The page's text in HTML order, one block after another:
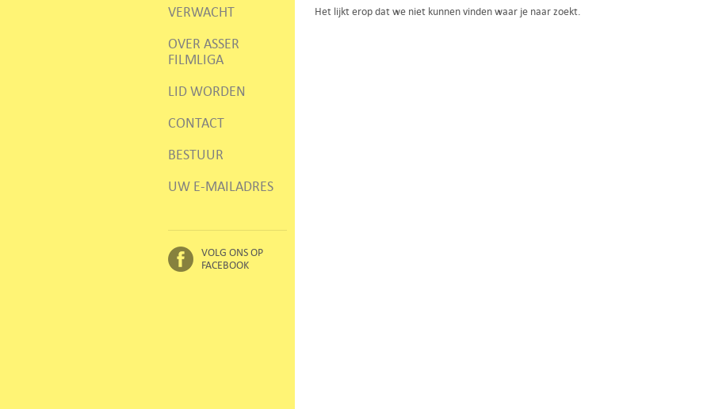
VERWACHT
OVER ASSER
FILMLIGA
LID WORDEN
CONTACT
BESTUUR
UW E-MAILADRES
VOLG ONS OP
FACEBOOK
Het lijkt erop dat we niet kunnen vinden waar je naar zoekt.